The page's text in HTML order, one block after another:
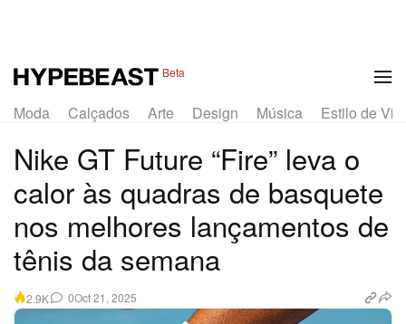
Beta
Moda Calçados Arte Design Música Estilo de
Nike GT Future “Fire” leva o
calor às quadras de basquete
nos melhores lançamentos de
tênis da semana
2.9K 0Oct 21, 2025